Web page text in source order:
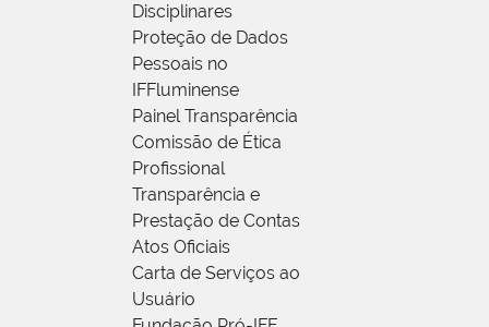
Disciplinares
Proteção de Dados
Pessoais no
IFFluminense
Painel Transparência
Comissão de Ética
Profissional
Transparência e
Prestação de Contas
Atos Oficiais
Carta de Serviços ao
Usuário